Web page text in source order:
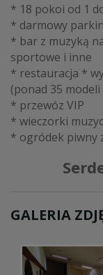
* 18 pokoi od 1
* darmowy
* bar z muzyką
sportowe i inne
* restauracja *
(ponad 35 modeli
* przewóz VIP
* wieczorki
* ogródek piwny
GALERIA